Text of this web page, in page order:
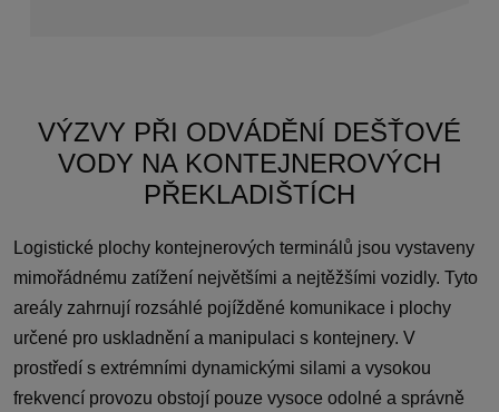
VÝZVY PŘI ODVÁDĚNÍ DEŠŤOVÉ
VODY NA KONTEJNEROVÝCH
PŘEKLADIŠTÍCH
Logistické plochy kontejnerových terminálů jsou vystaveny
mimořádnému zatížení největšími a nejtěžšími vozidly. Tyto
areály zahrnují rozsáhlé pojížděné komunikace i plochy
určené pro uskladnění a manipulaci s kontejnery. V
prostředí s extrémními dynamickými silami a vysokou
frekvencí provozu obstojí pouze vysoce odolné a správně